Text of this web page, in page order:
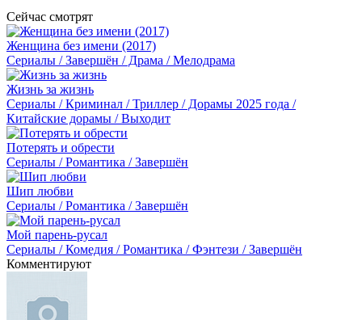
Сейчас смотрят
Женщина без имени (2017)
Сериалы / Завершён / Драма / Мелодрама
Жизнь за жизнь
Сериалы / Криминал / Триллер / Дорамы 2025 года /
Китайские дорамы / Выходит
Потерять и обрести
Сериалы / Романтика / Завершён
Шип любви
Сериалы / Романтика / Завершён
Мой парень-русал
Сериалы / Комедия / Романтика / Фэнтези / Завершён
Комментируют